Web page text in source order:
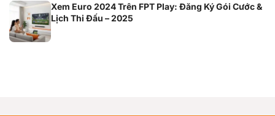
Xem Euro 2024 Trên FPT Play: Đăng Ký Gói Cước &
Lịch Thi Đấu – 2025